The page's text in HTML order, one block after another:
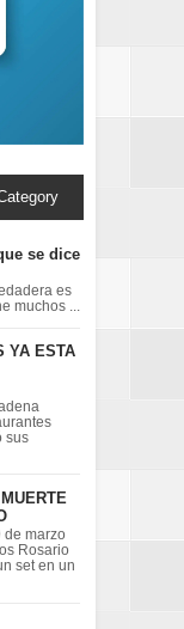
se dice
es
muchos ...
YA ESTA
sus
de marzo
Rosario
set en un